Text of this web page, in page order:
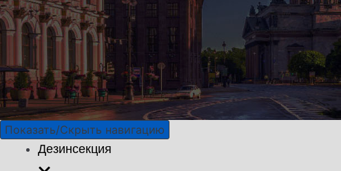
Показать/Скрыть навигацию
Дезинсекция